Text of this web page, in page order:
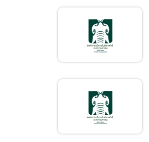
เก็บข้อมูลแบบเสมือน
(Virtual Machine) สำหรับ
งานเครืองข่ายคอมพิวเตอร์
พร้อมติดตั้ง และจัดซื้อ
อุปกรณ์ป้องกันการโจมตี
พร้อมติดตั้ง
ยกเลิกแผนการจัดซื้อจัดจ้าง
ประจำปีงบประมาณ
พ.ศ.2563 ชื่อโครงการ เช่า
เครื่องถ่ายเอกสาร
ประกาศผู้ชนะการเสนอราคา
ซื้อน้ำมันเชื้อเพลิงชนิดดีเซล
และชนิดแก๊สโซฮอล์ 95 โดย
วิธีเฉพาะเจาะจง